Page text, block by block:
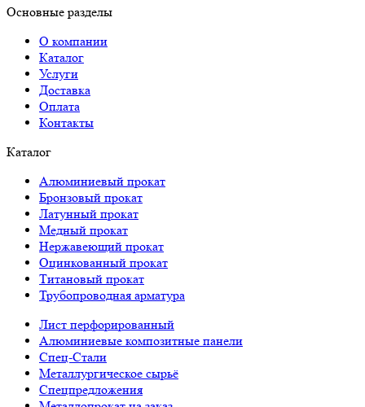
Основные разделы
О компании
Каталог
Услуги
Доставка
Оплата
Контакты
Каталог
Алюминиевый прокат
Бронзовый прокат
Латунный прокат
Медный прокат
Нержавеющий прокат
Оцинкованный прокат
Титановый прокат
Трубопроводная арматура
Лист перфорированный
Алюминиевые композитные панели
Спец-Стали
Металлургическое сырьё
Спецпредложения